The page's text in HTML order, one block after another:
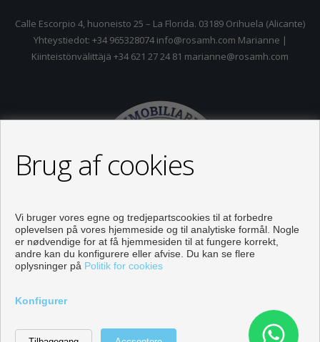
Calle Escorpio 4, huoneisto 25 – La Florida. 03189 Orihuela (Alicante)
Yhteystiedot: +34 965328074 info@rosamh.com Marianne |
Kiinteistönvälittäjä +34 621 27 24 81 marianne@rosamh.com
Objekter til salg i Orihuela
Brug af cookies
Vi bruger vores egne og tredjepartscookies til at forbedre
oplevelsen på vores hjemmeside og til analytiske formål. Nogle
er nødvendige for at få hjemmesiden til at fungere korrekt,
andre kan du konfigurere eller afvise. Du kan se flere
oplysninger på Politik for cookies
Konfigurer